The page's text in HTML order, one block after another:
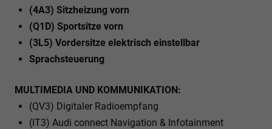
(4A3) Sitzheizung vorn
(Q1D) Sportsitze vorn
(3L5) Vordersitze elektrisch einstellbar
Sprachsteuerung
MULTIMEDIA UND KOMMUNIKATION:
(QV3) Digitaler Radioempfang
(IT3) Audi connect Navigation & Infotainment